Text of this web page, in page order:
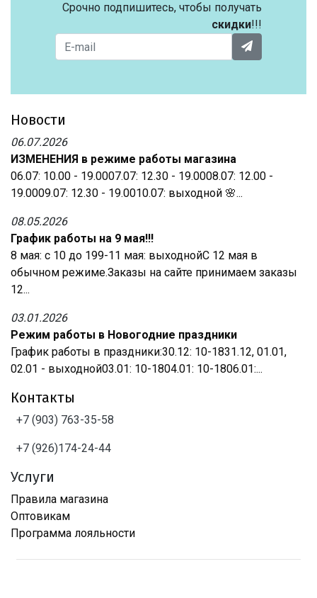
Срочно подпишитесь, чтобы получать
скидки!!!
Новости
06.07.2026
ИЗМЕНЕНИЯ в режиме работы магазина
06.07: 10.00 - 19.0007.07: 12.30 - 19.0008.07: 12.00 -
19.0009.07: 12.30 - 19.0010.07: выходной 🌸...
08.05.2026
График работы на 9 мая!!!
8 мая: с 10 до 199-11 мая: выходнойС 12 мая в
обычном режиме.Заказы на сайте принимаем заказы
12...
03.01.2026
Режим работы в Новогодние праздники
График работы в праздники:30.12: 10-1831.12, 01.01,
02.01 - выходной03.01: 10-1804.01: 10-1806.01:...
Контакты
+7 (903) 763-35-58
+7 (926)174-24-44
Услуги
Правила магазина
Оптовикам
Программа лояльности